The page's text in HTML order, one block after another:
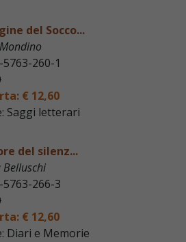
del Socco...
260-1
€ 12,60
Saggi letterari
del silenz...
Belluschi
5763-266-3
€ 12,60
Diari e Memorie